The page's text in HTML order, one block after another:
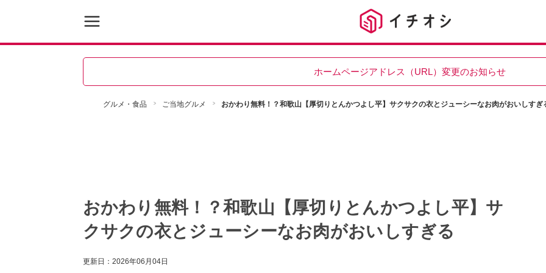
ホームページアドレス（URL）変更のお知らせ
グルメ・食品 ご当地グルメ おかわり無料！？和歌山【厚切りとんかつよし平】サクサクの衣とジューシーなお肉がおいしすぎ
おかわり無料！？和歌山【厚切りとんかつよし平】サ
クサクの衣とジューシーなお肉がおいしすぎる
更新日： 2026年06月04日